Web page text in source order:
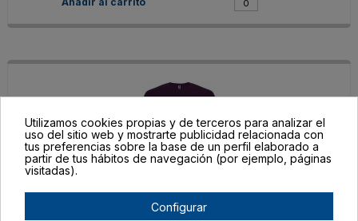
Utilizamos cookies propias y de terceros para analizar el
uso del sitio web y mostrarte publicidad relacionada con
tus preferencias sobre la base de un perfil elaborado a
partir de tus hábitos de navegación (por ejemplo, páginas
visitadas).
Configurar